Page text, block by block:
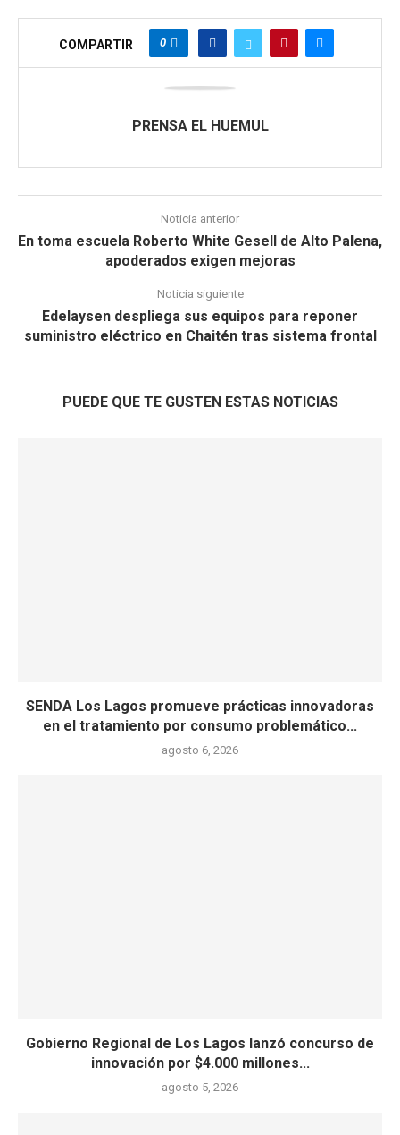
COMPARTIR 0
PRENSA EL HUEMUL
Noticia anterior
En toma escuela Roberto White Gesell de Alto Palena,
apoderados exigen mejoras
Noticia siguiente
Edelaysen despliega sus equipos para reponer
suministro eléctrico en Chaitén tras sistema frontal
PUEDE QUE TE GUSTEN ESTAS NOTICIAS
SENDA Los Lagos promueve prácticas innovadoras
en el tratamiento por consumo problemático...
agosto 6, 2026
Gobierno Regional de Los Lagos lanzó concurso de
innovación por $4.000 millones...
agosto 5, 2026